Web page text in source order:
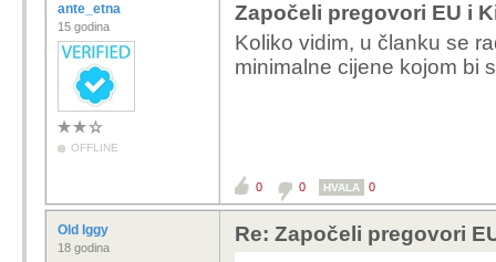
ante_etna
15 godina
OFFLINE
Započeli pregovori EU i
Koliko vidim, u članku se
minimalne cijene kojom bi
0 0 HVALA 0
Old Iggy
18 godina
Re: Započeli pregovori